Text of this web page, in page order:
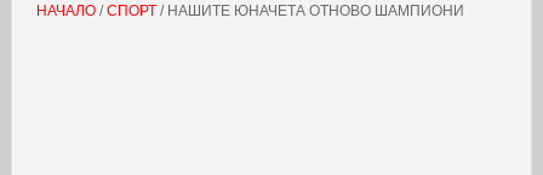
НАЧАЛО/СПОРТ/ НАШИТЕ ЮНАЧЕТА ОТНОВО ШАМПИОНИ